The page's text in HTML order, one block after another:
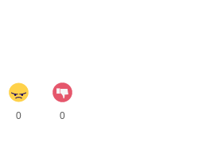
0 0